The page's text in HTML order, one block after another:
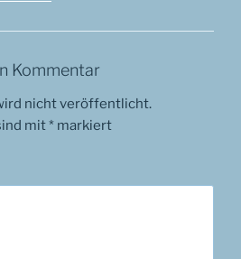
Kommentar
nicht veröffentlicht.
mit* markiert